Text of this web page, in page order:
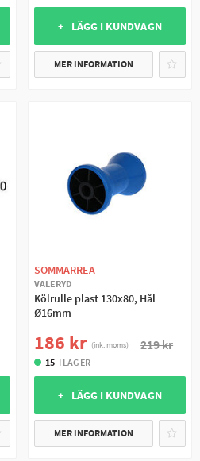
+ LÄGG I KUNDVAGN
MER INFORMATION
SOMMARREA
VALERYD
Kölrulle plast 130x80, Hål
Ø16mm
186 kr (ink. moms) 219 kr
15 I LAGER
+ LÄGG I KUNDVAGN
MER INFORMATION